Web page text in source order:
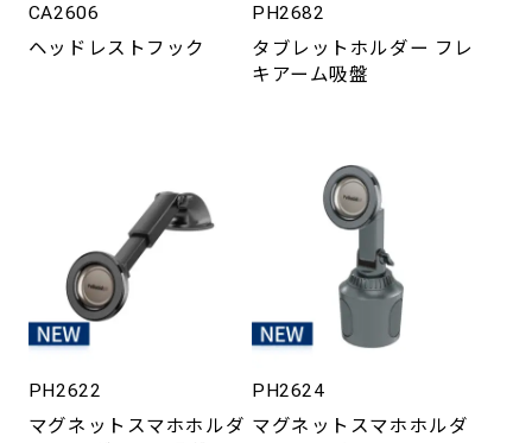
CA2606
ヘッドレストフック
PH2682
タブレットホルダー フレ
キアーム吸盤
PH2622
マグネットスマホホルダ
PH2624
マグネットスマホホルダ